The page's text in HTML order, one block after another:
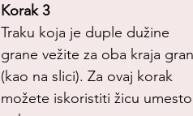
Korak 3
Traku koja je duple dužine
grane vežite za oba kraja
(kao na slici). Za ovaj korak
možete iskoristiti žicu umesto